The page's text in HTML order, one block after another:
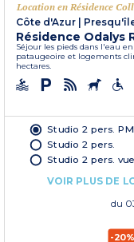
Location en Résidence
Côte d'Azur
Résidence Odalys
Séjour les pieds dans l'eau
pataugeoire et logements
hectares.
Studio 2 pers.
Studio 2 pers.
Studio 2 pers.
VOIR PLUS DE
du
-20%